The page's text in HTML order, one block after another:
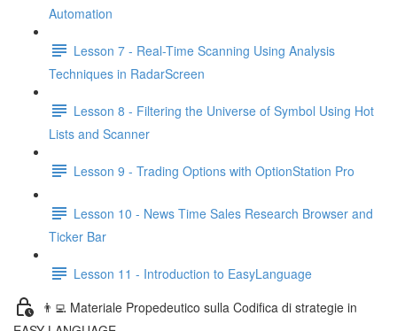
Automation
Lesson 7 - Real-Time Scanning Using Analysis
Techniques in RadarScreen
Lesson 8 - Filtering the Universe of Symbol Using Hot
Lists and Scanner
Lesson 9 - Trading Options with OptionStation Pro
Lesson 10 - News Time Sales Research Browser and
Ticker Bar
Lesson 11 - Introduction to EasyLanguage
👨‍💻 Materiale Propedeutico sulla Codifica di strategie in